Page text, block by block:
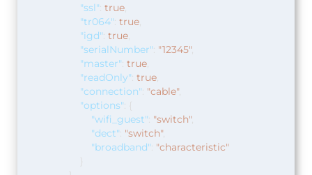
"ssl": true,
"tr064": true,
"igd": true,
"serialNumber": "12345",
"master": true,
"readOnly": true,
"connection": "cable",
"options": {
"wifi_guest": "switch",
"dect": "switch",
"broadband": "characteristic"
}